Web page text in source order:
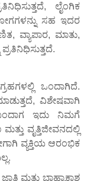
ಲೈಂಗಿಕ
ಸಹ ಇದರ
ವ್ಯಾಪಾರ, ಮಾತು,
ಒಂದಾಗಿದೆ.
ವಿಶೇಷವಾಗಿ
ಬಂದಾಗ ಇದು ನಿಮಗೆ
ವೃತ್ತಿಜೀವನದಲ್ಲಿ
ವ್ಯಕ್ತಿಯ ಆರಂಭಿಕ
ಮತ್ತು ಬಾಹ್ಯಾಕಾಶ